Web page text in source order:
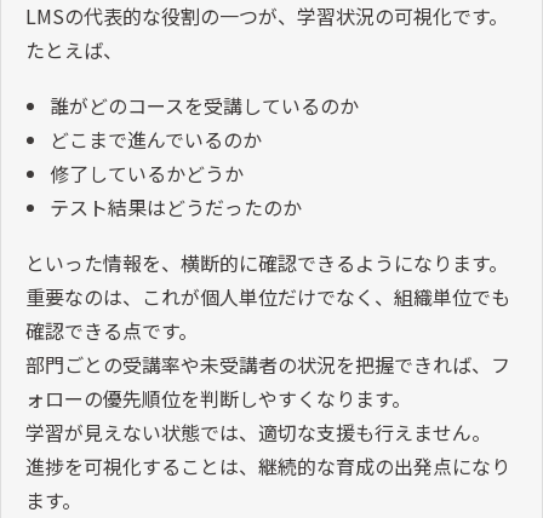
LMSの代表的な役割の一つが、学習状況の可視化です。
たとえば、
誰がどのコースを受講しているのか
どこまで進んでいるのか
修了しているかどうか
テスト結果はどうだったのか
といった情報を、横断的に確認できるようになります。
重要なのは、これが個人単位だけでなく、組織単位でも
確認できる点です。
部門ごとの受講率や未受講者の状況を把握できれば、フ
ォローの優先順位を判断しやすくなります。
学習が見えない状態では、適切な支援も行えません。
進捗を可視化することは、継続的な育成の出発点になり
ます。